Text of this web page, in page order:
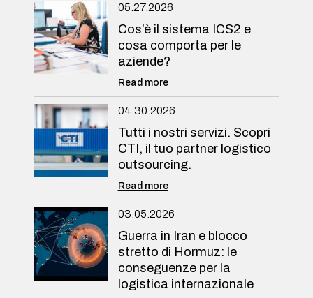
05.27.2026
Cos’è il sistema ICS2 e
cosa comporta per le
aziende?
Read more
04.30.2026
Tutti i nostri servizi. Scopri
CTI, il tuo partner logistico
outsourcing.
Read more
03.05.2026
Guerra in Iran e blocco
stretto di Hormuz: le
conseguenze per la
logistica internazionale